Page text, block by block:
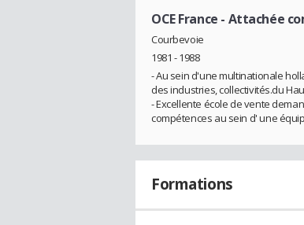
OCE France - Attachée
Courbevoie
1981 - 1988
- Au sein d'une multinationale
des industries, collectivités.du
- Excellente école de vente
compétences au sein d' une
Formations